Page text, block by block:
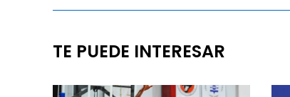
TE PUEDE INTERESAR